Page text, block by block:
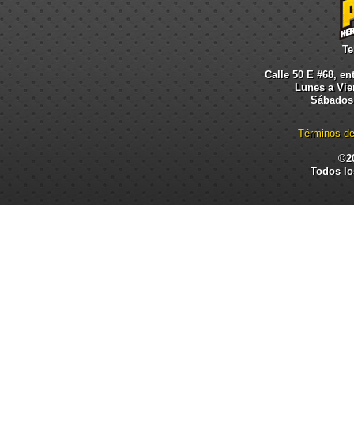
Calle 50 E #68,
Lunes a
Términos
Todos